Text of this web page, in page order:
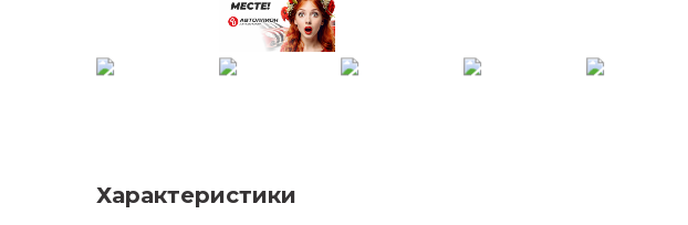
Характеристики